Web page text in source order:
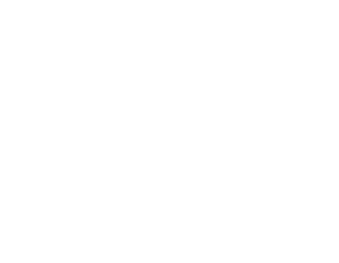
besteht die Möglichkeit, die Räume zu verdunkeln.
begehbare Dusche. Ein moderner Waschtisch mit genügend Ablagemöglichkeiten für
Highlight ist Ihre private Sauna, welche Sie uneingeschränkt nutzen können.
Appartement über ein zusätzliches Gäste-WC.
Ihnen einen eigenen Wäschebereich, welcher unter anderem auch über einen
lädt zum Entspannen und Verweilen ein. Starten Sie hier mit einem Frühstück in den
in der Tiefgarage (2 Meter Höhe).
dem Gelände der Anlage vorhanden.
mit genügend Stauraum zur Verfügung.
zur Verfügung!